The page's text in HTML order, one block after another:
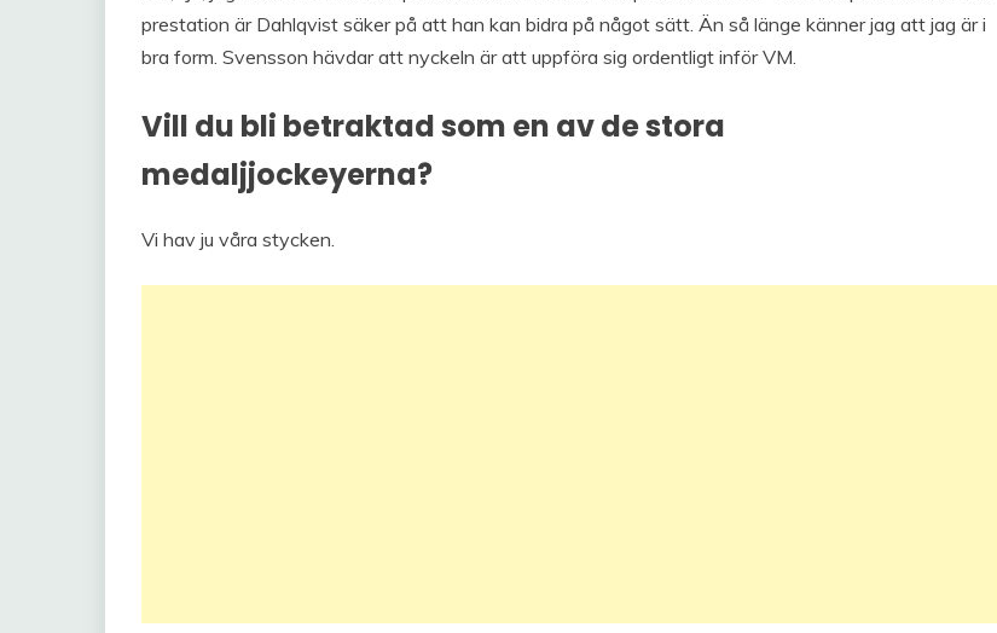
prestation är Dahlqvist säker på att han kan bidra på något sätt. Än så länge känner jag att jag är i
bra form. Svensson hävdar att nyckeln är att uppföra sig ordentligt inför VM.
Vill du bli betraktad som en av de stora
medaljjockeyerna?
Vi hav ju våra stycken.